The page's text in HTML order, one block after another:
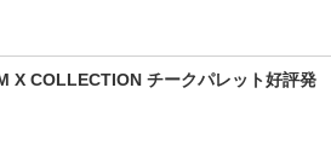
X COLLECTION チークパレット好評発